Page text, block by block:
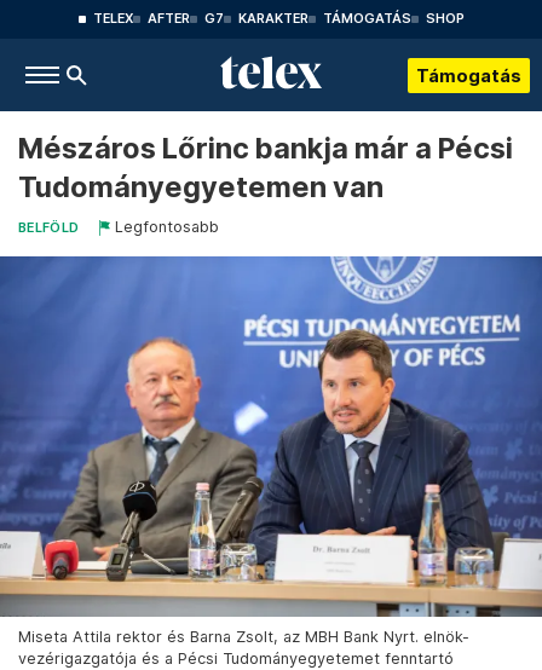
TELEX AFTER G7 KARAKTER TÁMOGATÁS SHOP
Támogatás
Mészáros Lőrinc bankja már a Pécsi
Tudományegyetemen van
BELFÖLD Legfontosabb
Miseta Attila rektor és Barna Zsolt, az MBH Bank Nyrt. elnök-
vezérigazgatója és a Pécsi Tudományegyetemet fenntartó